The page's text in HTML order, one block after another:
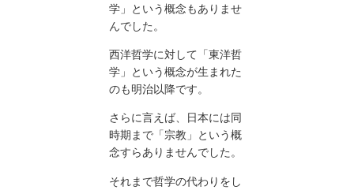
学」という概念もありませ
んでした。
西洋哲学に対して「東洋哲
学」という概念が生まれた
のも明治以降です。
さらに言えば、日本には同
時期まで「宗教」という概
念すらありませんでした。
それまで哲学の代わりをし